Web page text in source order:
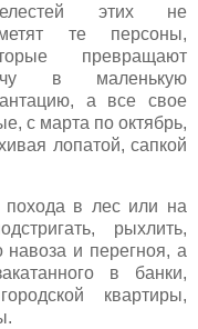
этих не
те персоны,
превращают
в маленькую
а все свое
с марта по октябрь,
лопатой, сапкой
похода в лес или на
рыхлить,
навоза и перегноя, а
в банки,
квартиры,